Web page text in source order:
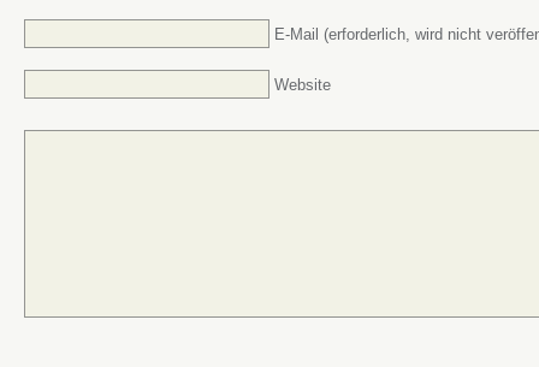
E-Mail (erforderlich, wird nicht
Website